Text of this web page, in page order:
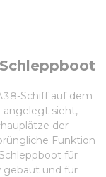
Schiff auf dem
angelegt sieht,
der
Funktion
für
gebaut und für